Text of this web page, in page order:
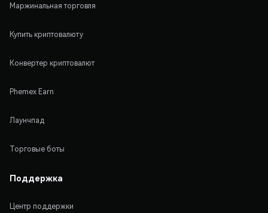
Маржинальная торговля
Купить криптовалюту
Конвертер криптовалют
Phemex Earn
Лаунчпад
Торговые боты
Поддержка
Центр поддержки